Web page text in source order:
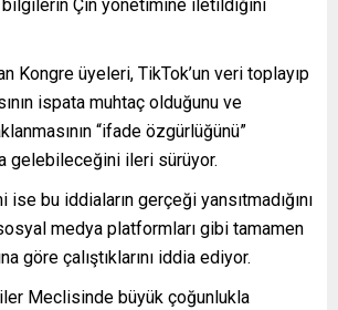
bilgilerin Çin yönetimine iletildiğini
Kongre üyeleri, TikTok’un veri toplayıp
ispata muhtaç olduğunu ve
“ifade özgürlüğünü”
gelebileceğini ileri sürüyor.
ise bu iddiaların gerçeği yansıtmadığını
medya platformları gibi tamamen
göre çalıştıklarını iddia ediyor.
Meclisinde büyük çoğunlukla